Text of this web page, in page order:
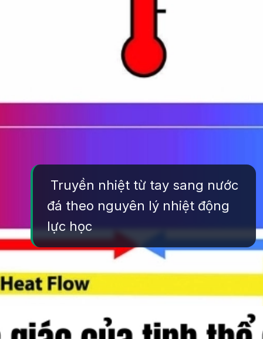
Truyền nhiệt từ tay sang nước
đá theo nguyên lý nhiệt động
lực học
Đang mở